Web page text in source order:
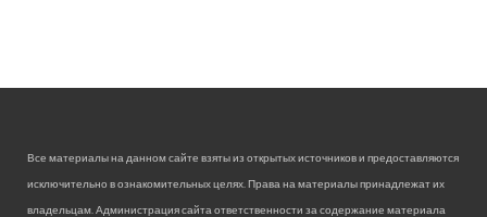
Все материалы на данном сайте взяты из открытых источников и предоставляются
исключительно в ознакомительных целях. Права на материалы принадлежат их
владельцам. Администрация сайта ответственности за содержание материала